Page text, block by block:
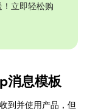
立即轻松购
消息模板
到并使用产品，但